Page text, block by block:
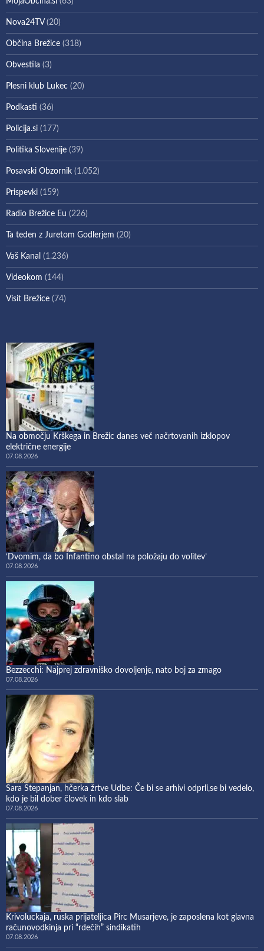
Nova24TV(20)
Občina Brežice (318)
Obvestila (3)
Plesni klub Lukec (20)
Podkasti (36)
Policija.si (177)
Politika Slovenije (39)
Posavski Obzornik (1.052)
Prispevki (159)
Radio Brežice Eu (226)
Ta teden z Juretom Godlerjem (20)
Vaš Kanal (1.236)
Videokom (144)
Visit Brežice (74)
Na območju Krškega in Brežic danes več načrtovanih izklopov
električne energije
07.08.2026
‘Dvomim, da bo Infantino obstal na položaju do volitev’
07.08.2026
Bezzecchi: Najprej zdravniško dovoljenje, nato boj za zmago
07.08.2026
Sara Stepanjan, hčerka žrtve Udbe: Če bi se arhivi odprli,se bi vedelo,
kdo je bil dober človek in kdo slab
07.08.2026
Krivoluckaja, ruska prijateljica Pirc Musarjeve, je zaposlena kot glavna
računovodkinja pri “rdečih” sindikatih
07.08.2026